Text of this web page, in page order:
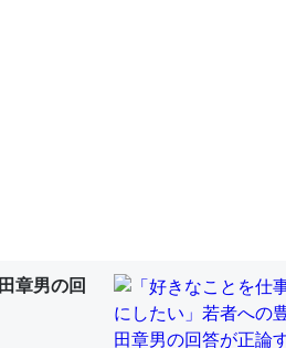
ージ分くらい。小説でいう「ずっと前
は多い分量。進化すればするほど分かり
章男の回